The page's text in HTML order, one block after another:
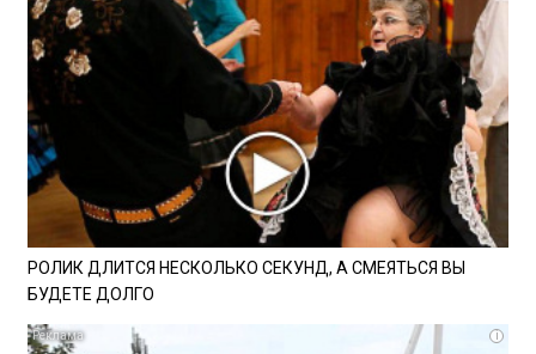
РОЛИК ДЛИТСЯ НЕСКОЛЬКО СЕКУНД, А СМЕЯТЬСЯ ВЫ
БУДЕТЕ ДОЛГО
i